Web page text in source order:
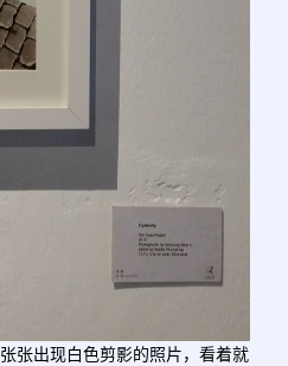
张出现白色剪影的照片，看着就